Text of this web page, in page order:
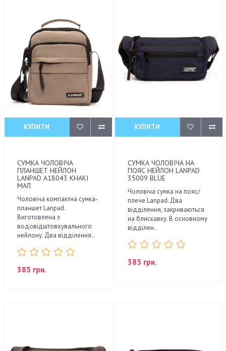
КУПИТИ
СУМКА ЧОЛОВІЧА
ПЛАНШЕТ НЕЙЛОН
LANPAD A18043 KHAKI
МАЛ
Чоловіча компактна сумка-
планшет Lanpad.
Виготовлена з
водовідштовхувального
нейлону. Два відділення..
385 грн.
КУПИТИ
СУМКА ЧОЛОВІЧА НА
ПОЯС НЕЙЛОН LANPAD
35009 BLUE
Чоловіча сумка на пояс/
плече Lanpad. Два
відділення, закриваються
на блискавку. В основному
відділен..
385 грн.